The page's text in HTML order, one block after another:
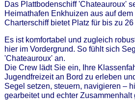
Das Plattbodenschiff 'Chateauroux'
Heimathafen Enkhuizen aus auf dem
Charterschiff bietet Platz für bis zu
Es ist komfortabel und zugleich
hier im Vordergrund. So fühlt sich
'Chateauroux' an.
Die Crew lädt Sie ein, Ihre
Jugendfreizeit an Bord zu erleben
Segel setzen, steuern, navigieren –
gearbeitet und echter Zusammenhalt